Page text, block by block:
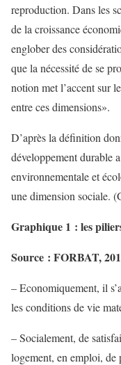
reproduction. Dans les
de la croissance
englober des
que la nécessité de se
notion met l’accent sur
entre ces dimensions».
D’après la définition
développement durable
environnementale et
une dimension sociale.
Graphique 1 : les
Source : FORBAT,
– Economiquement, il
les conditions de vie
– Socialement, de
logement, en emploi, de